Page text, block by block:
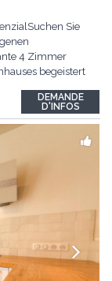
Sie
4 Zimmer
begeistert
Argumente für
Sie die
DEMANDE
D'INFOS